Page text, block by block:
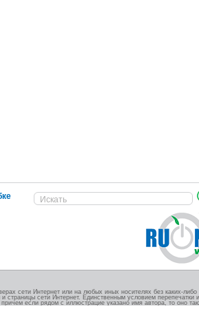
сети Интернет или на любых иных носителях без каких-либо
страницы сети Интернет. Единственным условием перепечатки и
если рядом с иллюстрацие указано имя автора, то оно